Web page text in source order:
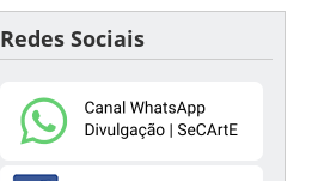
Redes Sociais